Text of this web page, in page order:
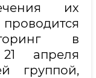
их
в
апреля
группой,